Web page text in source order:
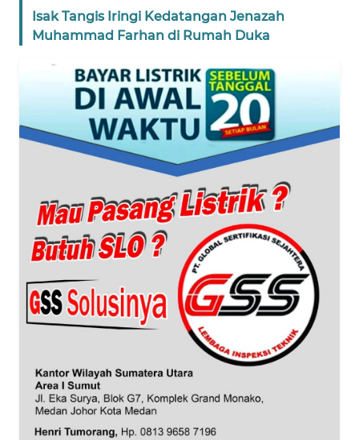
Isak Tangis Iringi Kedatangan Jenazah
Muhammad Farhan di Rumah Duka
WN
WN
KEPRI
WN
PAPUA
BARAT
WN
RIAU